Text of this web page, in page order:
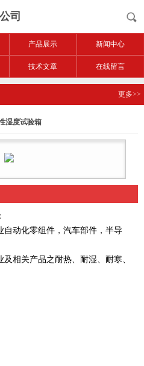
司
产品展示 新闻中心
技术文章 在线留言
更多>>
湿度试验箱
自动化零组件，汽车部件，半导
相关产品之耐热、耐湿、耐寒、